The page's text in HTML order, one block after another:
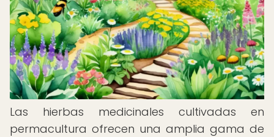
Las hierbas medicinales cultivadas en
permacultura ofrecen una amplia gama de